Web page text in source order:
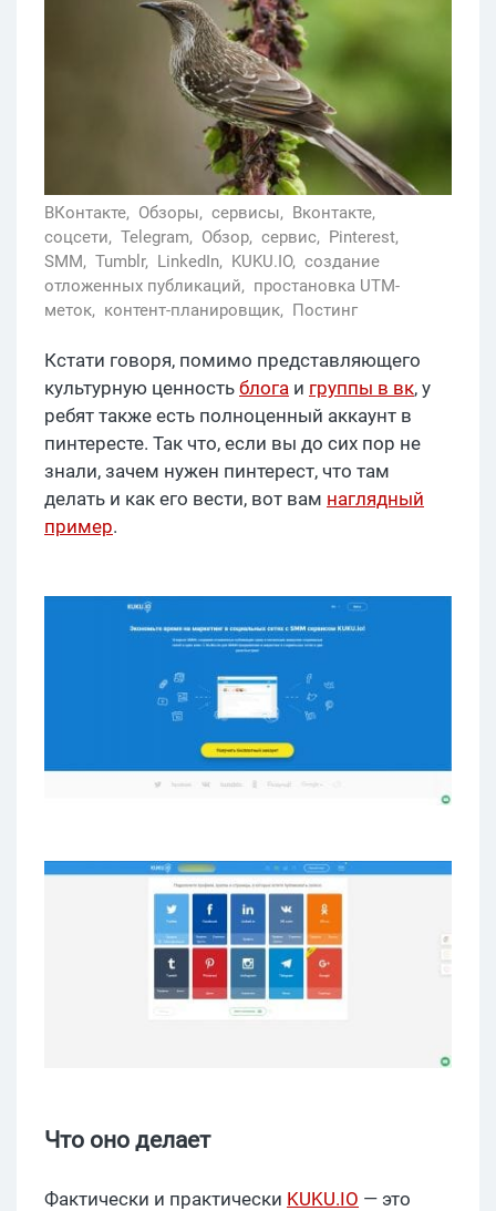
ВКонтакте, Обзоры, сервисы, Вконтакте,
соцсети, Telegram, Обзор, сервис, Pinterest,
SMM, Tumblr, LinkedIn, KUKU.IO, создание
отложенных публикаций, простановка UTM-
меток, контент-планировщик, Постинг
Кстати говоря, помимо представляющего
культурную ценность блога и группы в вк, у
ребят также есть полноценный аккаунт в
пинтересте. Так что, если вы до сих пор не
знали, зачем нужен пинтерест, что там
делать и как его вести, вот вам наглядный
пример.
Что оно делает
Фактически и практически KUKU.IO — это